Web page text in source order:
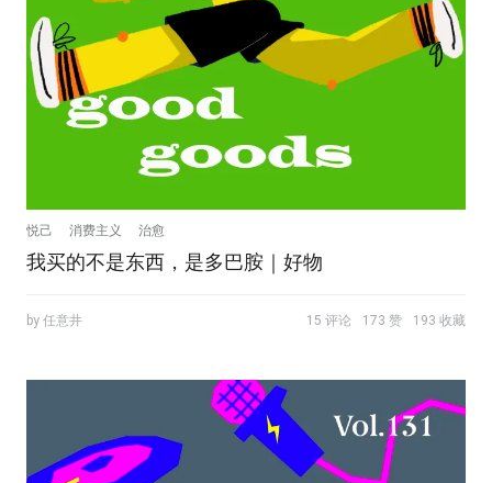
悦己 消费主义 治愈
我买的不是东西，是多巴胺｜好物
by 任意井 15 评论 173 赞 193 收藏